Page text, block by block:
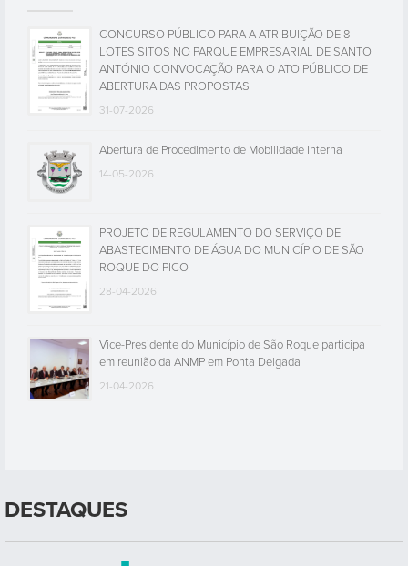
CONCURSO PÚBLICO PARA A ATRIBUIÇÃO DE 8
LOTES SITOS NO PARQUE EMPRESARIAL DE SANTO
ANTÓNIO CONVOCAÇÃO PARA O ATO PÚBLICO DE
ABERTURA DAS PROPOSTAS
31-07-2026
Abertura de Procedimento de Mobilidade Interna
14-05-2026
PROJETO DE REGULAMENTO DO SERVIÇO DE
ABASTECIMENTO DE ÁGUA DO MUNICÍPIO DE SÃO
ROQUE DO PICO
28-04-2026
Vice-Presidente do Município de São Roque participa
em reunião da ANMP em Ponta Delgada
21-04-2026
DESTAQUES